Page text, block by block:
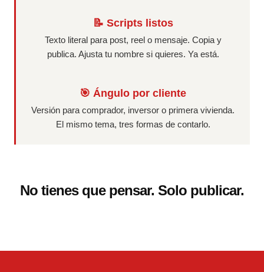
📝 Scripts listos
Texto literal para post, reel o mensaje. Copia y
publica. Ajusta tu nombre si quieres. Ya está.
🎯 Ángulo por cliente
Versión para comprador, inversor o primera vivienda.
El mismo tema, tres formas de contarlo.
No tienes que pensar. Solo publicar.